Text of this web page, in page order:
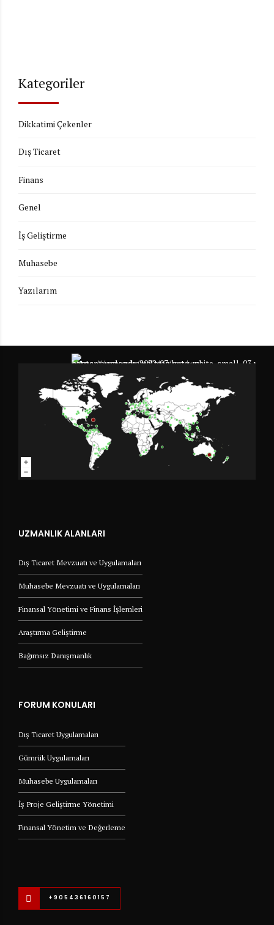
Kategoriler
Dikkatimi Çekenler
Dış Ticaret
Finans
Genel
İş Geliştirme
Muhasebe
Yazılarım
UZMANLIK ALANLARI
Dış Ticaret Mevzuatı ve Uygulamaları
Muhasebe Mevzuatı ve Uygulamaları
Finansal Yönetimi ve Finans İşlemleri
Araştırma Geliştirme
Bağımsız Danışmanlık
FORUM KONULARI
Dış Ticaret Uygulamaları
Gümrük Uygulamaları
Muhasebe Uygulamaları
İş Proje Geliştirme Yönetimi
Finansal Yönetim ve Değerleme
+905436160157